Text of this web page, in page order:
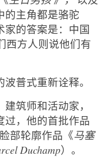
的主角都是骆驼
家的答案是：中国
西方人则说他们有
普式重新诠释。
筑师和活动家，
过，他的首批作品
部轮廓作品《马塞
Duchamp）。